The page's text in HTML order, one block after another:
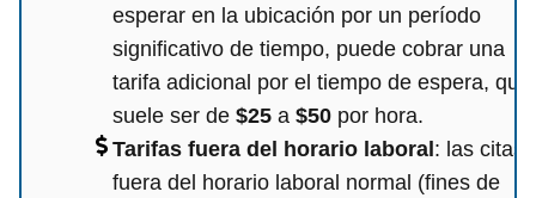
esperar en la ubicación por un período
significativo de tiempo, puede cobrar una
tarifa adicional por el tiempo de espera, que
suele ser de $25 a $50 por hora.
Tarifas fuera del horario laboral : las citas
fuera del horario laboral normal (fines de